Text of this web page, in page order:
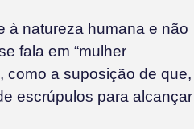
à natureza humana e não
fala em “mulher
como a suposição de que,
escrúpulos para alcançar